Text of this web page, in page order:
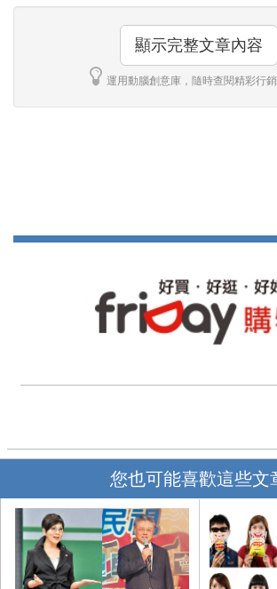
顯示完整文章內容
運用動腦創意庫，隨時查閱精彩行銷
您也可能喜歡這些文